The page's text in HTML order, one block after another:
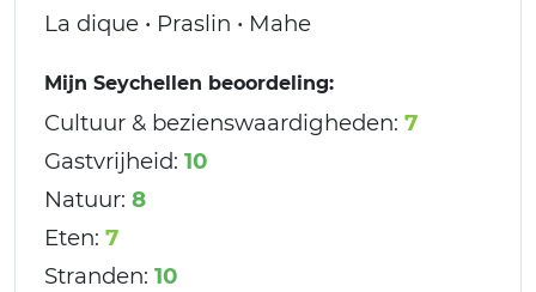
La dique • Praslin • Mahe
Mijn Seychellen beoordeling:
Cultuur & bezienswaardigheden: 7
Gastvrijheid: 10
Natuur: 8
Eten: 7
Stranden: 10